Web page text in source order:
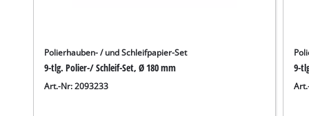
Polierhauben- / und Schleifpapier-Set
9-tlg. Polier-/ Schleif-Set, Ø 180 mm
Art.-Nr: 2093233
9-